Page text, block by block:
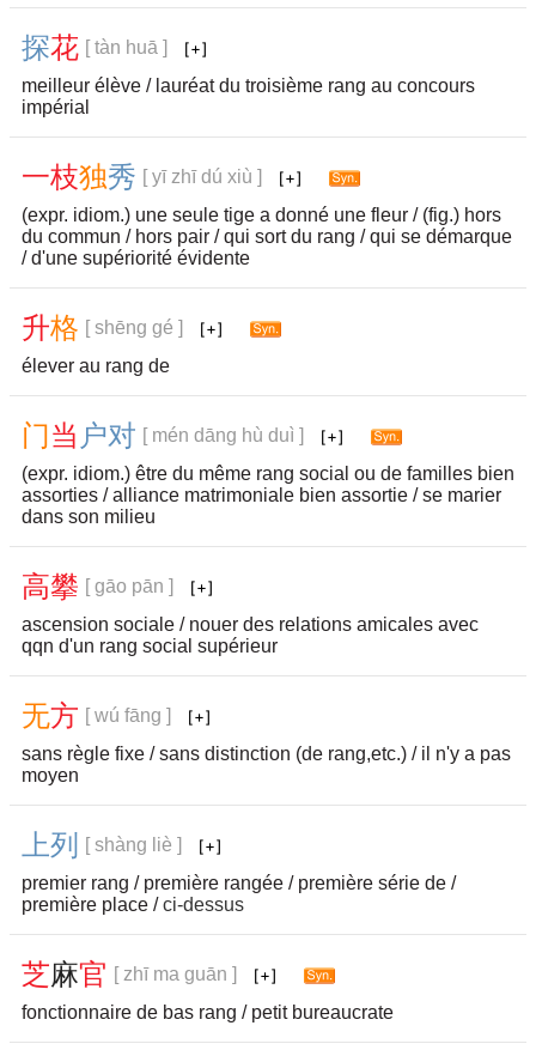
探花 [ tàn huā ]
meilleur élève / lauréat du troisième rang au concours
impérial
一枝独秀 [ yī zhī dú xiù ]
(expr. idiom.) une seule tige a donné une fleur / (fig.) hors
du commun / hors pair / qui sort du rang / qui se démarque
/ d'une supériorité évidente
升格 [ shēng gé ]
élever au rang de
门 当 户对 [ mén dāng hù duì ]
(expr. idiom.) être du même rang social ou de familles bien
assorties / alliance matrimoniale bien assortie / se marier
dans son milieu
高攀 [ gāo pān ]
ascension sociale / nouer des relations amicales avec
qqn d'un rang social supérieur
无方 [ wú fāng ]
sans règle fixe / sans distinction (de rang,etc.) / il n'y a pas
moyen
上列
[ shàng liè ]
premier rang / première rangée / première série de /
première place /ci-dessus
芝麻官 [ zhī ma guān ]
fonctionnaire de bas rang / petit bureaucrate